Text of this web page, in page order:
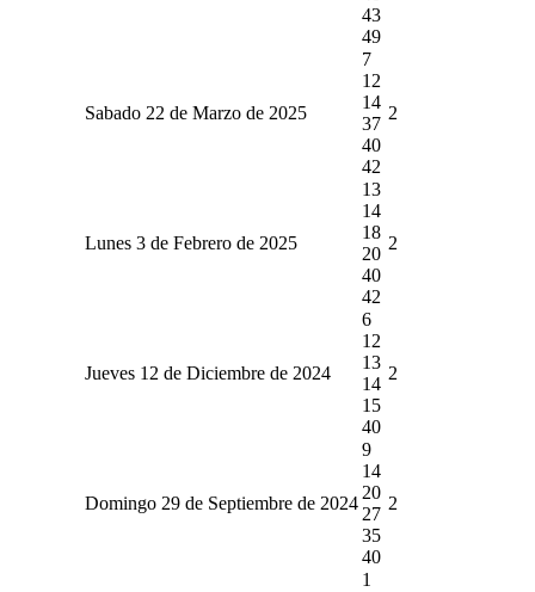
43
49
Sabado 22 de Marzo de 2025
7
12
14
37
40
42
2
Lunes 3 de Febrero de 2025
13
14
18
20
40
42
2
Jueves 12 de Diciembre de 2024
6
12
13
14
15
40
2
Domingo 29 de Septiembre de 2024
9
14
20
27
35
40
2
1